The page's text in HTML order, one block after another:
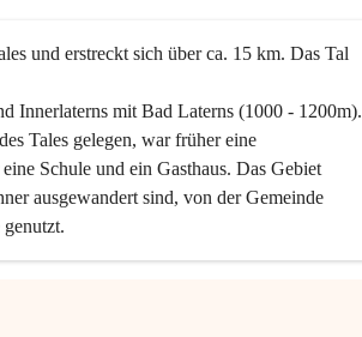
und erstreckt sich über ca. 15 km. Das Tal
Innerlaterns mit Bad Laterns (1000 - 1200m).
Tales gelegen, war früher eine
Schule und ein Gasthaus. Das Gebiet
ausgewandert sind, von der Gemeinde